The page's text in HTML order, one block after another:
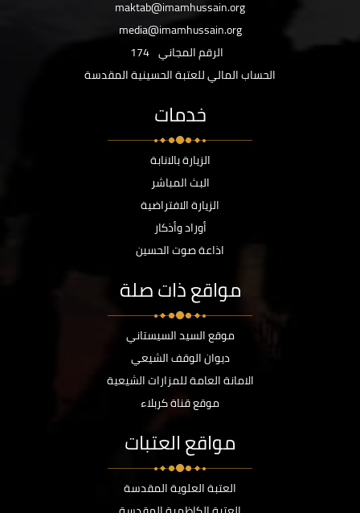
maktab@imamhussain.org
media@imamhussain.org
الرقم المجاني 174
الحساب المالي للعتبة الحسينية المقدسة
خدمات
الزيارة بالانابة
البث المباشر
الزيارة الافتراضية
أوراد وأذكار
اذاعة صوت الحسين
مواقع ذات صلة
موقع السيد السيستاني
ديوان الوقف الشيعي
الامانة العامة للمزارات الشيعية
موقع قناة كربلاء
مواقع العتبات
العتبة العلوية المقدسة